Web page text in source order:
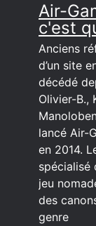
Air-
c'est
Anciens
d’un site
décédé
Olivier-B.,
lancé Air-
en 2014.
spécialisé
jeu
des
genre